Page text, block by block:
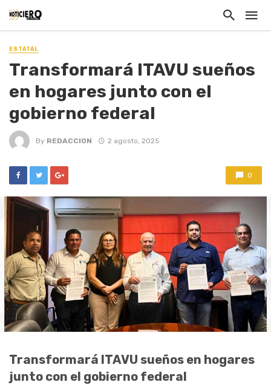
ESTATAL
Transformará ITAVU sueños
en hogares junto con el
gobierno federal
By REDACCION 2 agosto, 2025
0
Transformará ITAVU sueños en hogares
junto con el gobierno federal